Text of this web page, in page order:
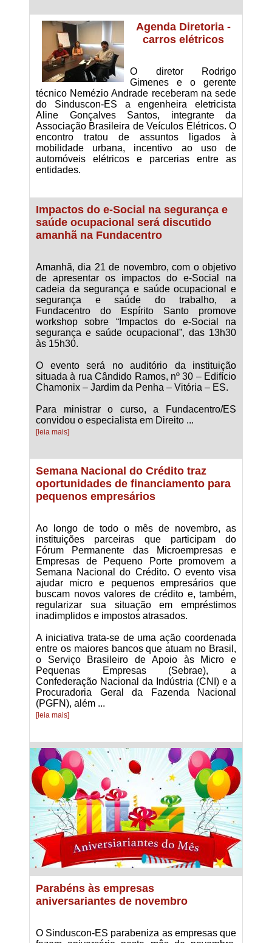
Agenda Diretoria -
carros elétricos
O diretor Rodrigo
Gimenes e o gerente
técnico Nemézio Andrade receberam na sede
do Sinduscon-ES a engenheira eletricista
Aline Gonçalves Santos, integrante da
Associação Brasileira de Veículos Elétricos. O
encontro tratou de assuntos ligados à
mobilidade urbana, incentivo ao uso de
automóveis elétricos e parcerias entre as
entidades.
Impactos do e-Social na segurança e
saúde ocupacional será discutido
amanhã na Fundacentro
Amanhã, dia 21 de novembro, com o objetivo
de apresentar os impactos do e-Social na
cadeia da segurança e saúde ocupacional e
segurança e saúde do trabalho, a
Fundacentro do Espírito Santo promove
workshop sobre “Impactos do e-Social na
segurança e saúde ocupacional”, das 13h30
às 15h30.
O evento será no auditório da instituição
situada à rua Cândido Ramos, nº 30 – Edifício
Chamonix – Jardim da Penha – Vitória – ES.
Para ministrar o curso, a Fundacentro/ES
convidou o especialista em Direito ...
[leia mais]
Semana Nacional do Crédito traz
oportunidades de financiamento para
pequenos empresários
Ao longo de todo o mês de novembro, as
instituições parceiras que participam do
Fórum Permanente das Microempresas e
Empresas de Pequeno Porte promovem a
Semana Nacional do Crédito. O evento visa
ajudar micro e pequenos empresários que
buscam novos valores de crédito e, também,
regularizar sua situação em empréstimos
inadimplidos e impostos atrasados.
A iniciativa trata-se de uma ação coordenada
entre os maiores bancos que atuam no Brasil,
o Serviço Brasileiro de Apoio às Micro e
Pequenas Empresas (Sebrae), a
Confederação Nacional da Indústria (CNI) e a
Procuradoria Geral da Fazenda Nacional
(PGFN), além ...
[leia mais]
Parabéns às empresas
aniversariantes de novembro
O Sinduscon-ES parabeniza as empresas que